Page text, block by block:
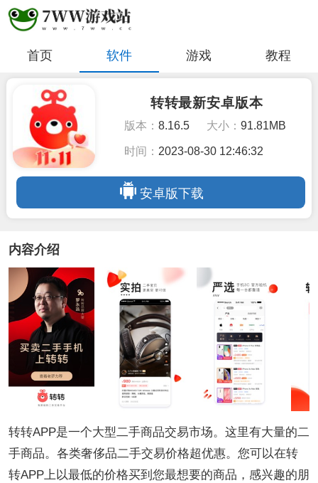
首页 软件 游戏 教程
转转最新安卓版本
版本： 8.16.5 大小：91.81MB
时间： 2023-08-30 12:46:32
安卓版下载
内容介绍
转转APP是一个大型二手商品交易市场。这里有大量的二
手商品。各类奢侈品二手交易价格超优惠。您可以在转
转APP上以最低的价格买到您最想要的商品，感兴趣的朋